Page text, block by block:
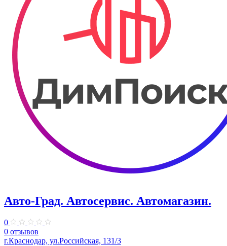
Авто-Град. Автосервис. Автомагазин.
0
0 отзывов
г.Краснодар, ул.Российская, 131/3